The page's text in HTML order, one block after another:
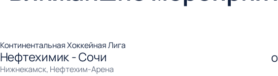
Континентальная Хоккейная Лига
Нефтехимик - Сочи
Нижнекамск, Нефтехим-Арена